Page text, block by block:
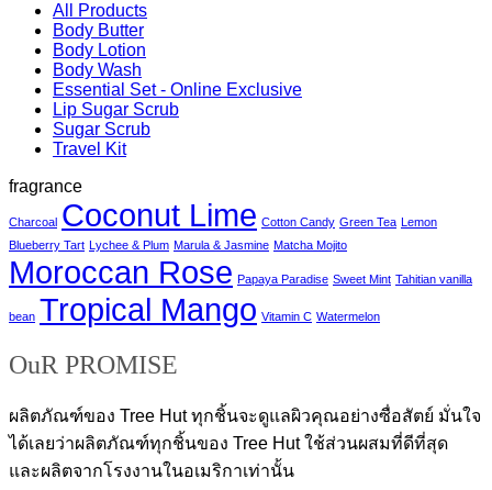
All Products
Body Butter
Body Lotion
Body Wash
Essential Set - Online Exclusive
Lip Sugar Scrub
Sugar Scrub
Travel Kit
fragrance
Charcoal Coconut Lime Cotton Candy Green Tea Lemon
Blueberry Tart Lychee & Plum Marula & Jasmine Matcha Mojito
Moroccan Rose Papaya Paradise Sweet Mint Tahitian vanilla
bean Tropical Mango Vitamin C Watermelon
OuR PROMISE
ผลิตภัณฑ์ของ Tree Hut ทุกชิ้นจะดูแลผิวคุณอย่างซื่อสัตย์ มั่นใจ
ได้เลยว่าผลิตภัณฑ์ทุกชิ้นของ Tree Hut ใช้ส่วนผสมที่ดีที่สุด
และผลิตจากโรงงานในอเมริกาเท่านั้น